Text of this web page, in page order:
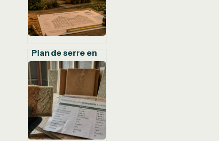
l’humidité et
protéger votre
bâti
Plan de serre en
bois PDF : 4
modèles de 6 à
24m² à construire
soi-même